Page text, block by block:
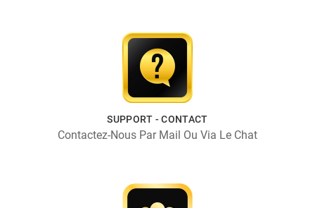
SUPPORT - CONTACT
Contactez-Nous Par Mail Ou Via Le Chat